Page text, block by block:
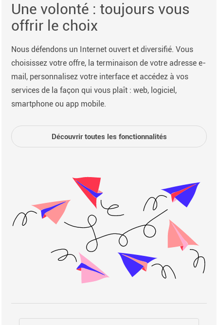
Une volonté : toujours vous
offrir le choix
Nous défendons un Internet ouvert et diversifié. Vous
choisissez votre offre, la terminaison de votre adresse e-
mail, personnalisez votre interface et accédez à vos
services de la façon qui vous plaît : web, logiciel,
smartphone ou app mobile.
Découvrir toutes les fonctionnalités